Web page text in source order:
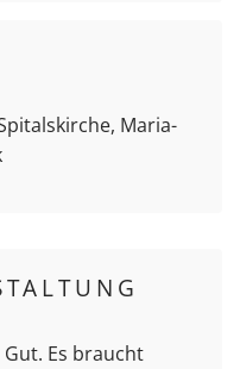
Maria-
Es braucht